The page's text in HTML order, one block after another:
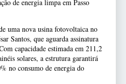
de energia limpa em Passo
uma nova usina fotovoltaica no
Santos, que aguarda assinatura
capacidade estimada em 211,2
solares, a estrutura garantirá
no consumo de energia do